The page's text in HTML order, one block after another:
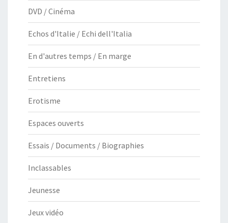
DVD / Cinéma
Echos d'Italie / Echi dell'Italia
En d'autres temps / En marge
Entretiens
Erotisme
Espaces ouverts
Essais / Documents / Biographies
Inclassables
Jeunesse
Jeux vidéo